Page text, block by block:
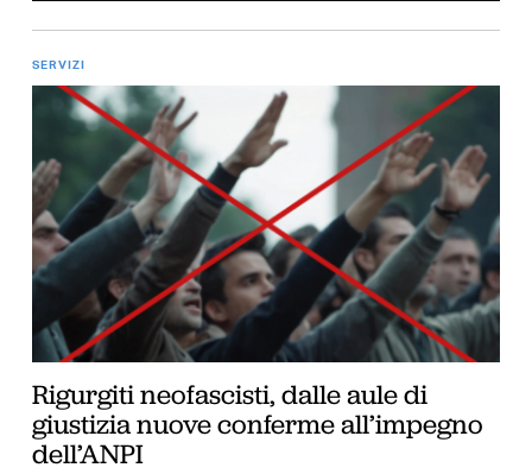
SERVIZI
Rigurgiti neofascisti, dalle aule di
giustizia nuove conferme all’impegno
dell’ANPI